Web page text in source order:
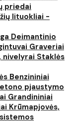
priedai
lituokliai -
Deimantinio
Graveriai
nivelyrai Staklės
Benzininiai
pjaustymo
Grandininiai
Krūmapjovės,